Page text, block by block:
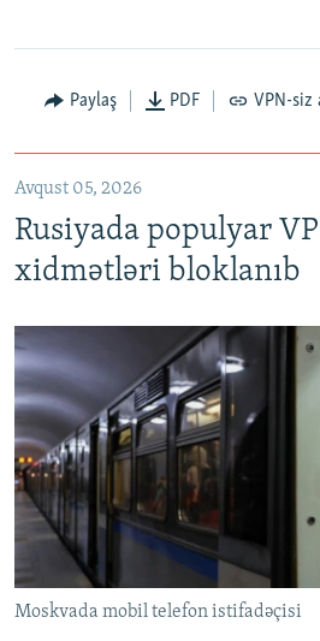
Paylaş PDF VPN-siz
Avqust 05, 2026
Rusiyada populyar
xidmətləri bloklanıb
Moskvada mobil telefon istifadəçisi